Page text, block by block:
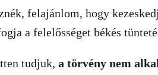
felajánlom, hogy
a felelősséget békés
tudjuk, a törvény nem